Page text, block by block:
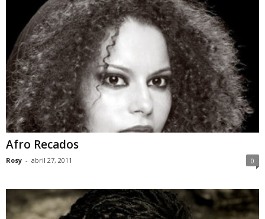
Afro Recados
Rosy - abril 27, 2011 0